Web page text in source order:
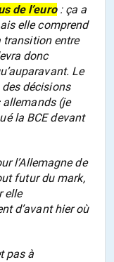
de l’euro: ça a
elle comprend
transition entre
donc
Le
décisions
(je
la BCE devant
l’Allemagne de
futur du mark,
elle
d’avant hier où
pas à